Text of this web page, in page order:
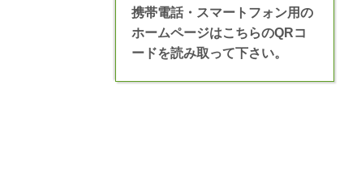
携帯電話・スマートフォン用の
ホームページはこちらのQRコ
ードを読み取って下さい。